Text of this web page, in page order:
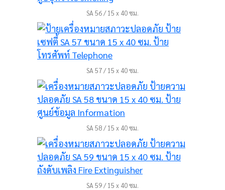
SA 56 / 15 x 40 ซม.
SA 57 / 15 x 40 ซม.
SA 58 / 15 x 40 ซม.
SA 59 / 15 x 40 ซม.